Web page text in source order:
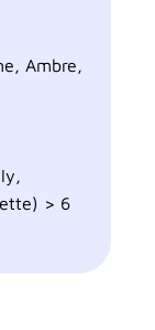
Ambre,
> 6